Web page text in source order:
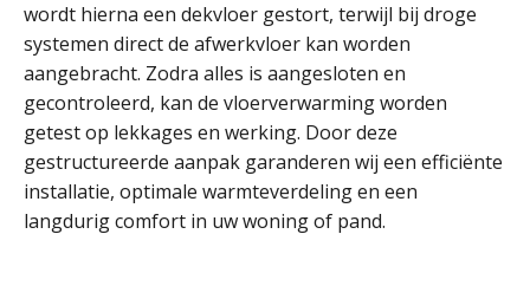
wordt hierna een dekvloer gestort, terwijl bij droge
systemen direct de afwerkvloer kan worden
aangebracht. Zodra alles is aangesloten en
gecontroleerd, kan de vloerverwarming worden
getest op lekkages en werking. Door deze
gestructureerde aanpak garanderen wij een efficiënte
installatie, optimale warmteverdeling en een
langdurig comfort in uw woning of pand.